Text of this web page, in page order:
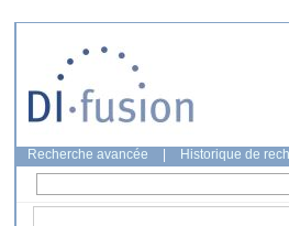
Recherche avancée Historique de